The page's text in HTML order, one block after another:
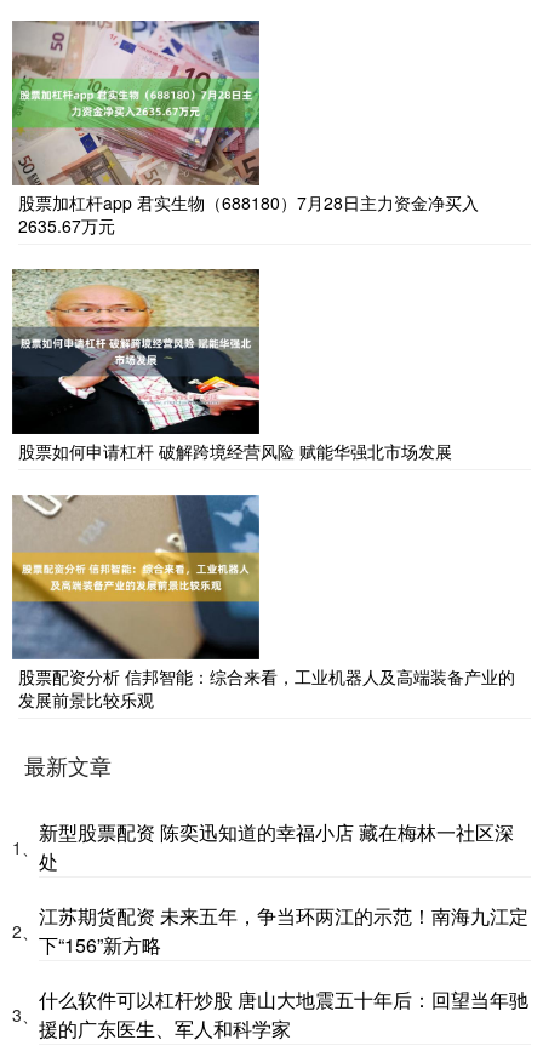
股票加杠杆app 君实生物（688180）7月28日主力资金净买入
2635.67万元
股票如何申请杠杆 破解跨境经营风险 赋能华强北市场发展
股票配资分析 信邦智能：综合来看，工业机器人及高端装备产业的
发展前景比较乐观
最新文章
1、
新型股票配资 陈奕迅知道的幸福小店 藏在梅林一社区深
处
2、
江苏期货配资 未来五年，争当环两江的示范！南海九江定
下“156”新方略
3、
什么软件可以杠杆炒股 唐山大地震五十年后：回望当年驰
援的广东医生、军人和科学家